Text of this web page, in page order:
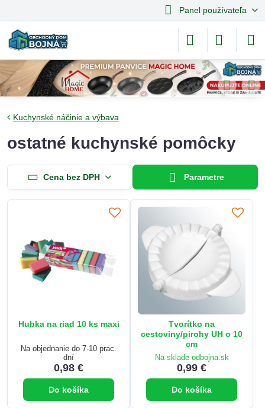
Panel používateľa
Kuchynské náčinie a výbava
ostatné kuchynské pomôcky
Cena bez DPH Parametre
Hubka na riad 10 ks maxi
Na objednanie do 7-10 prac.
dní
0,98 €
Do košíka
Tvorítko na
cestoviny/pirohy UH o 10
cm
Na sklade odbojna.sk
0,99 €
Do košíka